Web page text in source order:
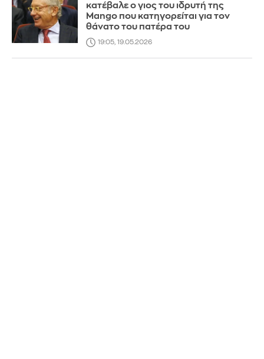
κατέβαλε ο γιος του ιδρυτή της
Mango που κατηγορείται για τον
θάνατο του πατέρα του
19:05, 19.05.2026